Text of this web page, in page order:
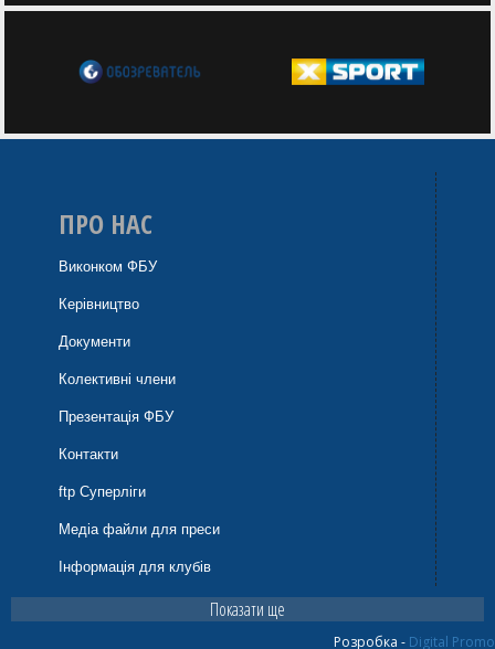
ПРО НАС
Виконком ФБУ
Керівництво
Документи
Колективні члени
Презентація ФБУ
Контакти
ftp Суперліги
Медіа файли для преси
Інформація для клубів
Показати ще
Розробка - Digital Promo